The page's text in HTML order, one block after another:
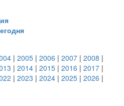
| 2005 | 2006 | 2007 | 2008 |
| 2014 | 2015 | 2016 | 2017 |
| 2023 | 2024 | 2025 | 2026 |